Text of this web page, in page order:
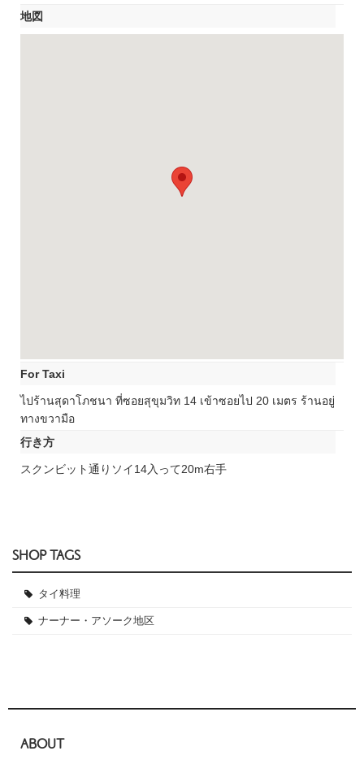
地図
For Taxi
ไปร้านสุดาโภชนา ที่ซอยสุขุมวิท 14 เข้าซอยไป 20 เมตร ร้านอยู่
ทางขวามือ
行き方
スクンビット通りソイ14入って20m右手
SHOP TAGS
タイ料理
ナーナー・アソーク地区
ABOUT